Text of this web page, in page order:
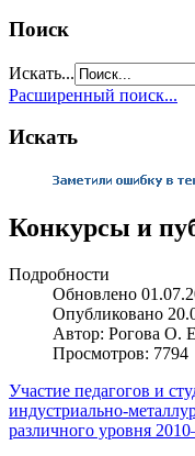
Поиск
Искать...
Расширенный поиск...
Искать
Конкурсы и
Подробности
Обновлено
Опубликовано
Автор: Рогова О.
Просмотров: 7794
Участие педагогов и
индустриально-
различного уровня